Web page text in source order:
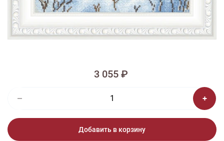
Вышивка ВК-043 В уютной норке
3 055 ₽
Добавить в корзину